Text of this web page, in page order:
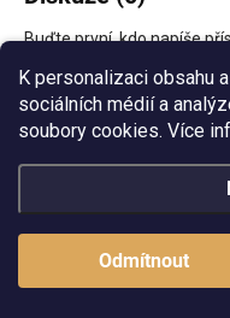
K personalizaci obsahu
sociálních médií a
soubory cookies. Více
Odmítnout
Buďte první, kdo napíše
Přidat komentář